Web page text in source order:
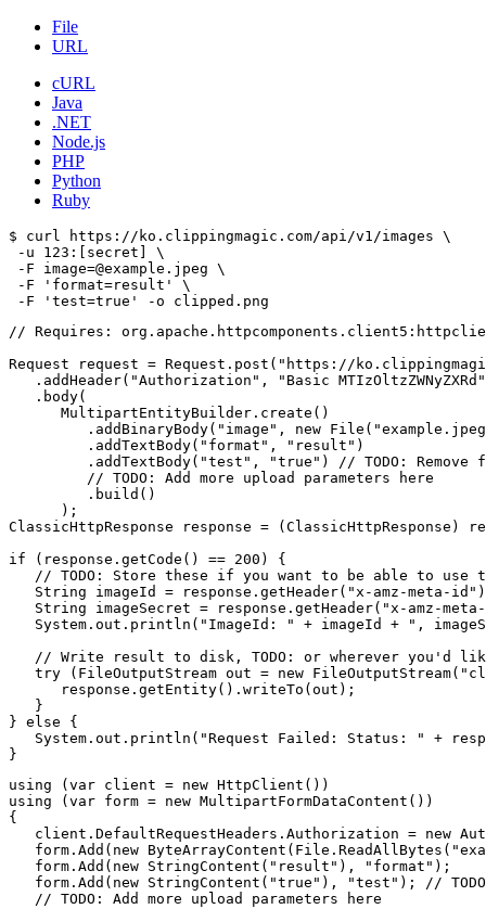
File
URL
cURL
Java
.NET
Node.js
PHP
Python
Ruby
$ curl https://ko.clippingmagic.com/api/v1/images \
-u 123:[secret] \
-F image=@example.jpeg \
-F 'format=result' \
// Requires:
Request request = Request.post("https://
.addHeader("Authorization", "Basic
   .body(
      MultipartEntityBuilder.create()
.addBinaryBody("image", new
         .addTextBody("format", "result")
.addTextBody("test", "true") // TODO: Remove
         // TODO: Add more upload parameters here
         .build()
      );
ClassicHttpResponse response = (ClassicHttpResponse)
if (response.getCode() == 200) {
// TODO: Store these if you want to be able to use
String imageId = response.getHeader("x-amz-meta-
String imageSecret = response.getHeader("x-amz-
System.out.println("ImageId: " + imageId + ",
// Write result to disk, TODO: or wherever you'd
try (FileOutputStream out = new
      response.getEntity().writeTo(out);
   }
} else {
System.out.println("Request Failed: Status: " +
using (var client = new HttpClient())
using (var form = new MultipartFormDataContent())
{
client.DefaultRequestHeaders.Authorization = new
form.Add(new
   form.Add(new StringContent("result"), "format");
form.Add(new StringContent("true"), "test"); //
   // TODO: Add more upload parameters here